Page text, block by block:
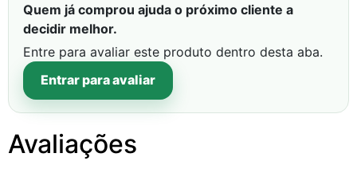
Quem já comprou ajuda o próximo cliente a
decidir melhor.
Entre para avaliar este produto dentro desta aba.
Entrar para avaliar
Avaliações